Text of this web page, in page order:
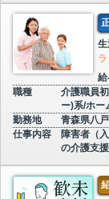
職種
介護職員
ー)系/ホー
勤務地
青森県八
仕事内容
障害者（
の介護支